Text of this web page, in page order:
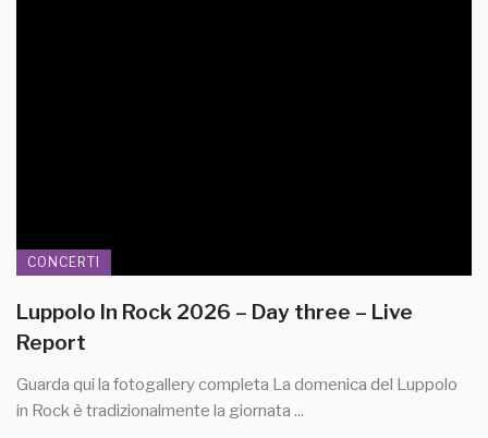
CONCERTI
Luppolo In Rock 2026 – Day three – Live
Report
Guarda qui la fotogallery completa La domenica del Luppolo
in Rock è tradizionalmente la giornata ...